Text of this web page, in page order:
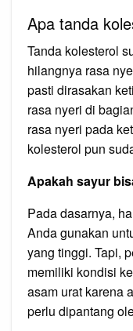
Apa tanda
Tanda kolesterol
hilangnya rasa
pasti dirasakan
rasa nyeri di
rasa nyeri pada
kolesterol pun
Apakah sayur
Pada dasarnya,
Anda gunakan
yang tinggi. Tapi,
memiliki kondisi
asam urat karena
perlu dipantang